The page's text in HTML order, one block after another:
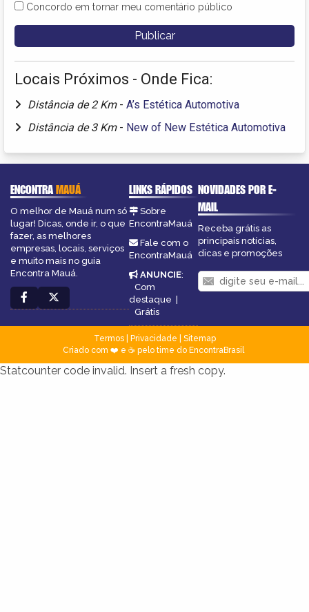
Concordo em tornar meu comentário público
Locais Próximos - Onde Fica:
Distância de 2 Km - A’s Estética Automotiva
Distância de 3 Km - New of New Estética Automotiva
ENCONTRAMAUÁ
O melhor de Mauá num só
lugar! Dicas, onde ir, o que
fazer, as melhores
empresas, locais, serviços
e muito mais no guia
Encontra Mauá.
LINKS RÁPIDOS
Sobre
EncontraMauá
Fale com o
EncontraMauá
ANUNCIE:
Com
destaque |
Grátis
NOVIDADES POR E-
MAIL
Receba grátis as
principais notícias,
dicas e promoções
Termos| Privacidade
Sitemap
Criado com ❤️ e ☕ pelo time do EncontraBrasil
Statcounter code invalid. Insert a fresh copy.